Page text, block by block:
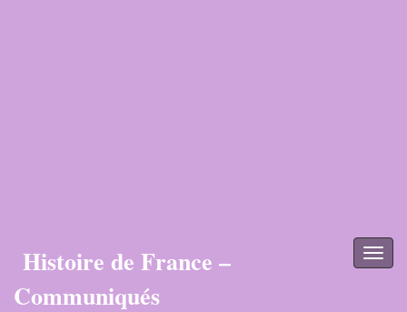
Histoire de France –
Communiqués